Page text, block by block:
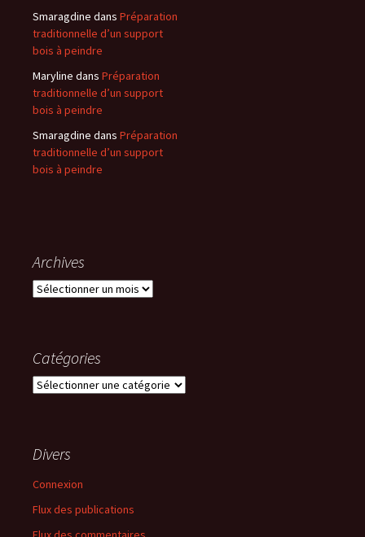
Smaragdine dans Préparation
traditionnelle d’un support
bois à peindre
Maryline dans Préparation
traditionnelle d’un support
bois à peindre
Smaragdine dans Préparation
traditionnelle d’un support
bois à peindre
Archives
Archives
Catégories
Catégories
Divers
Connexion
Flux des publications